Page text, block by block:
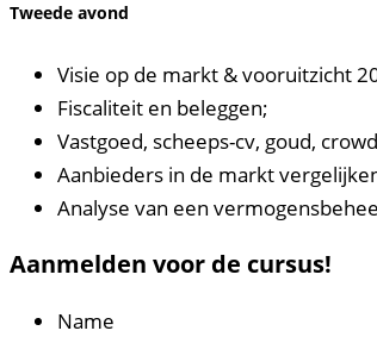
Tweede avond
Visie op de markt & vooruitzicht
Fiscaliteit en beleggen;
Vastgoed, scheeps-cv, goud,
Aanbieders in de markt
Analyse van een
Aanmelden voor de cursus!
Name